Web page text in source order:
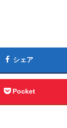
シェア
Pocket